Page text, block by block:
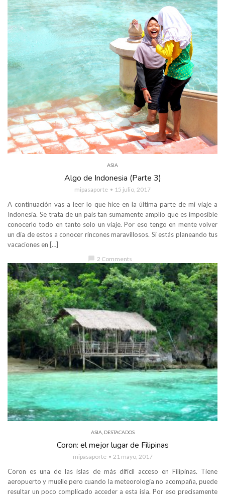
ASIA
Algo de Indonesia (Parte 3)
mipasaporte 15 julio, 2017
A continuación vas a leer lo que hice en la última parte de mi viaje a
Indonesia. Se trata de un país tan sumamente amplio que es imposible
conocerlo todo en tanto solo un viaje. Por eso tengo en mente volver
un día de estos a conocer rincones maravillosos. Si estás planeando tus
vacaciones en […]
chat_bubble 2 Comments
ASIA, DESTACADOS
Coron: el mejor lugar de Filipinas
mipasaporte 21 mayo, 2017
Coron es una de las islas de más difícil acceso en Filipinas. Tiene
aeropuerto y muelle pero cuando la meteorología no acompaña, puede
resultar un poco complicado acceder a esta isla. Por eso precisamente